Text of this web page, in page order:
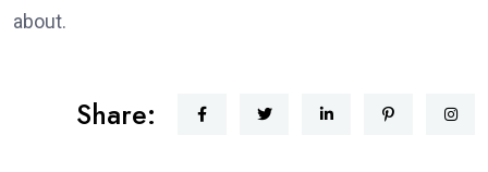
about.
Share: